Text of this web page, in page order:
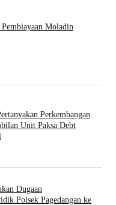
Moladin
Perkembangan
Unit Paksa Debt
Dugaan
Polsek Pagedangan ke